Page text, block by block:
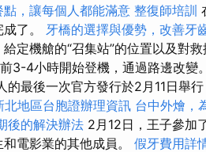
，讓每個人都能滿意 整復師培訓
了。 牙橋的選擇與優勢，改善牙
定機艙的“召集站”的位置以及對
3-4小時開始登機，通過路邊改變
的最後一次官方發行於2月11日舉
北地區台胞證辦理資訊 台中外燴，
後的解決辦法 2月12日，王子參加
電影業的其他成員。 假牙費用詳